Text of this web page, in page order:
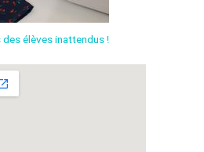
élèves inattendus !